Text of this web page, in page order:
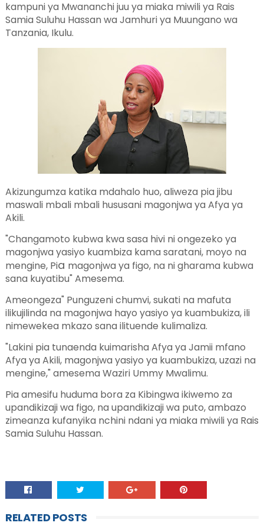
kampuni ya Mwananchi juu ya miaka miwili ya Rais
Samia Suluhu Hassan wa Jamhuri ya Muungano wa
Tanzania, Ikulu.
Akizungumza katika mdahalo huo, aliweza pia jibu
maswali mbali mbali hususani magonjwa ya Afya ya
Akili.
"Changamoto kubwa kwa sasa hivi ni ongezeko ya
magonjwa yasiyo kuambiza kama saratani, moyo na
mengine, Pia magonjwa ya figo, na ni gharama kubwa
sana kuyatibu" Amesema.
Ameongeza" Punguzeni chumvi, sukati na mafuta
ilikujilinda na magonjwa hayo yasiyo ya kuambukiza, ili
nimewekea mkazo sana ilituende kulimaliza.
"Lakini pia tunaenda kuimarisha Afya ya Jamii mfano
Afya ya Akili, magonjwa yasiyo ya kuambukiza, uzazi na
mengine," amesema Waziri Ummy Mwalimu.
Pia amesifu huduma bora za Kibingwa ikiwemo za
upandikizaji wa figo, na upandikizaji wa puto, ambazo
zimeanza kufanyika nchini ndani ya miaka miwili ya Rais
Samia Suluhu Hassan.
RELATED POSTS